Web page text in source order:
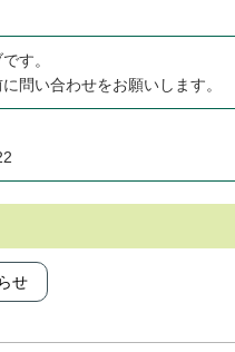
す。
問い合わせをお願いします。
せ